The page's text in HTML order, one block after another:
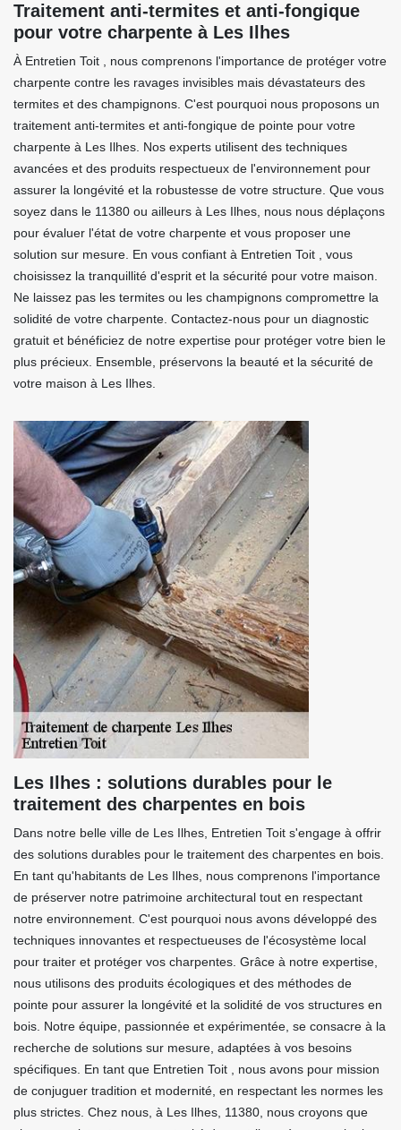
Traitement anti-termites et anti-fongique
pour votre charpente à Les Ilhes
À Entretien Toit , nous comprenons l'importance de protéger votre
charpente contre les ravages invisibles mais dévastateurs des
termites et des champignons. C'est pourquoi nous proposons un
traitement anti-termites et anti-fongique de pointe pour votre
charpente à Les Ilhes. Nos experts utilisent des techniques
avancées et des produits respectueux de l'environnement pour
assurer la longévité et la robustesse de votre structure. Que vous
soyez dans le 11380 ou ailleurs à Les Ilhes, nous nous déplaçons
pour évaluer l'état de votre charpente et vous proposer une
solution sur mesure. En vous confiant à Entretien Toit , vous
choisissez la tranquillité d'esprit et la sécurité pour votre maison.
Ne laissez pas les termites ou les champignons compromettre la
solidité de votre charpente. Contactez-nous pour un diagnostic
gratuit et bénéficiez de notre expertise pour protéger votre bien le
plus précieux. Ensemble, préservons la beauté et la sécurité de
votre maison à Les Ilhes.
Les Ilhes : solutions durables pour le
traitement des charpentes en bois
Dans notre belle ville de Les Ilhes, Entretien Toit s'engage à offrir
des solutions durables pour le traitement des charpentes en bois.
En tant qu'habitants de Les Ilhes, nous comprenons l'importance
de préserver notre patrimoine architectural tout en respectant
notre environnement. C'est pourquoi nous avons développé des
techniques innovantes et respectueuses de l'écosystème local
pour traiter et protéger vos charpentes. Grâce à notre expertise,
nous utilisons des produits écologiques et des méthodes de
pointe pour assurer la longévité et la solidité de vos structures en
bois. Notre équipe, passionnée et expérimentée, se consacre à la
recherche de solutions sur mesure, adaptées à vos besoins
spécifiques. En tant que Entretien Toit , nous avons pour mission
de conjuguer tradition et modernité, en respectant les normes les
plus strictes. Chez nous, à Les Ilhes, 11380, nous croyons que